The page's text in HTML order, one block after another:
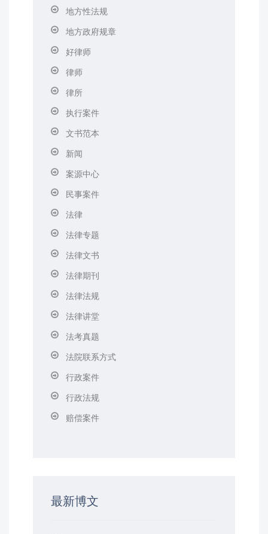
地方性法规
地方政府规章
好律师
律师
律所
执行案件
文书范本
新闻
案源中心
民事案件
法律
法律专题
法律文书
法律期刊
法律法规
法律讲堂
法考真题
法院联系方式
行政案件
行政法规
赔偿案件
最新博文